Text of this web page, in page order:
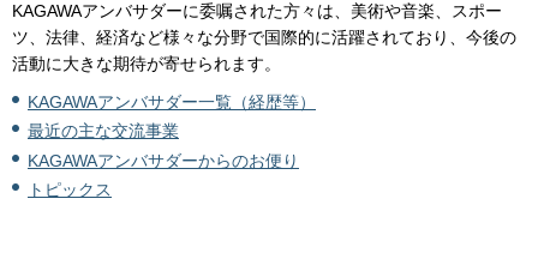
KAGAWAアンバサダーに委嘱された方々は、美術や音楽、スポー
ツ、法律、経済など様々な分野で国際的に活躍されており、今後の
活動に大きな期待が寄せられます。
KAGAWAアンバサダー一覧（経歴等）
最近の主な交流事業
KAGAWAアンバサダーからのお便り
トピックス